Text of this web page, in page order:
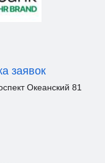
заявок
Океанский 81